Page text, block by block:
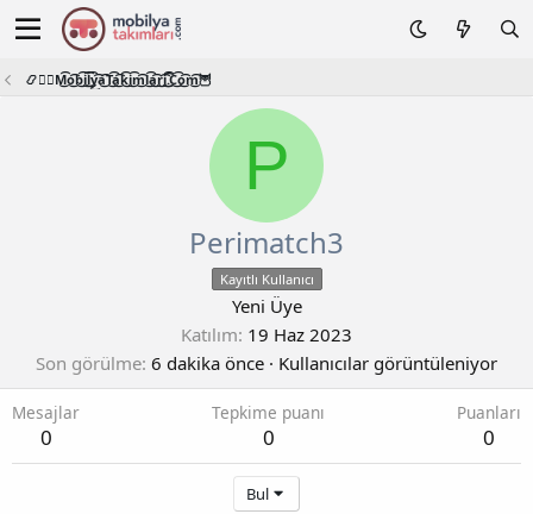
📿🧙‍♂️M͜͡o͜͡b͜͡i͜͡l͜͡y͜͡a͜͡T͜͡a͜͡k͜͡i͜͡m͜͡l͜͡a͜͡r͜͡i͜͡.͜͡C͜͡o͜͡m͜͡🦉
P
Perimatch3
Kayıtlı Kullanıcı
Yeni Üye
Katılım 19 Haz 2023
Son görülme 6 dakika önce · Kullanıcılar görüntüleniyor
Mesajlar
0
Tepkime puanı
0
Puanları
0
Bul